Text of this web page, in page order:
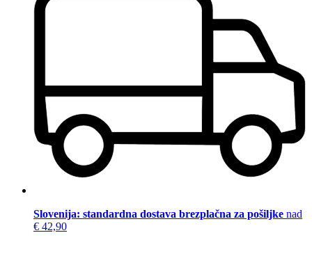
Slovenija: standardna dostava brezplačna za pošiljke nad
€ 42,90